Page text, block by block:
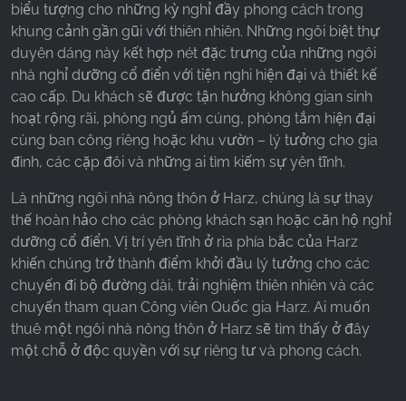
biểu tượng cho những kỳ nghỉ đầy phong cách trong
khung cảnh gần gũi với thiên nhiên. Những ngôi biệt thự
duyên dáng này kết hợp nét đặc trưng của những ngôi
nhà nghỉ dưỡng cổ điển với tiện nghi hiện đại và thiết kế
cao cấp. Du khách sẽ được tận hưởng không gian sinh
hoạt rộng rãi, phòng ngủ ấm cúng, phòng tắm hiện đại
cùng ban công riêng hoặc khu vườn – lý tưởng cho gia
đình, các cặp đôi và những ai tìm kiếm sự yên tĩnh.
Là những ngôi nhà nông thôn ở Harz, chúng là sự thay
thế hoàn hảo cho các phòng khách sạn hoặc căn hộ nghỉ
dưỡng cổ điển. Vị trí yên tĩnh ở rìa phía bắc của Harz
khiến chúng trở thành điểm khởi đầu lý tưởng cho các
chuyến đi bộ đường dài, trải nghiệm thiên nhiên và các
chuyến tham quan Công viên Quốc gia Harz. Ai muốn
thuê một ngôi nhà nông thôn ở Harz sẽ tìm thấy ở đây
một chỗ ở độc quyền với sự riêng tư và phong cách.